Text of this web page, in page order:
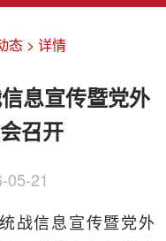
历史文化
态 > 详情
息宣传暨党外
召开
05-21
战信息宣传暨党外